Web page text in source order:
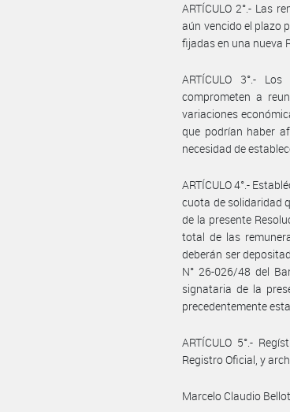
ARTÍCULO 2°.- Las
aún vencido el plazo
fijadas en una nueva
ARTÍCULO 3°.-
comprometen a
variaciones
que podrían haber
necesidad de
ARTÍCULO 4°.-
cuota de solidaridad
de la presente
total de las
deberán ser
N° 26-026/48 del
signataria de la
precedentemente
ARTÍCULO 5°.-
Registro Oficial, y
Marcelo Claudio